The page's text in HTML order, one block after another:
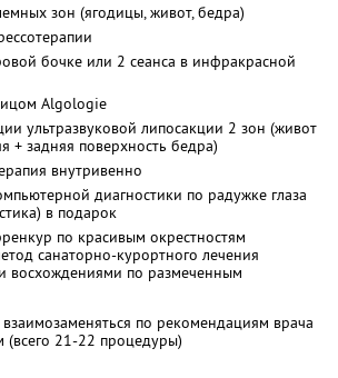
зон (ягодицы, живот, бедра)
бочке или 2 сеанса в инфракрасной
Algologie
ультразвуковой липосакции 2 зон (живот
+ задняя поверхность бедра)
внутривенно
диагностики по радужке глаза
в подарок
по красивым окрестностям
санаторно-курортного лечения
восхождениями по размеченным
по рекомендациям врача
(всего 21-22 процедуры)